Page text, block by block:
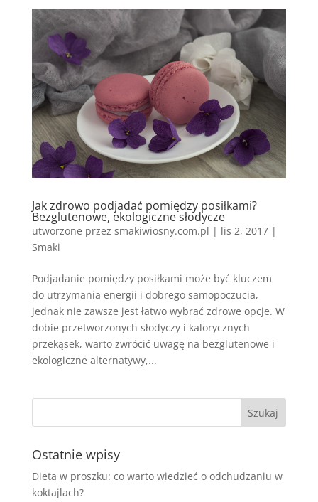
Jak zdrowo podjadać pomiędzy posiłkami?
Bezglutenowe, ekologiczne słodycze
utworzone przez smakiwiosny.com.pl | lis 2, 2017|
Smaki
Podjadanie pomiędzy posiłkami może być kluczem
do utrzymania energii i dobrego samopoczucia,
jednak nie zawsze jest łatwo wybrać zdrowe opcje. W
dobie przetworzonych słodyczy i kalorycznych
przekąsek, warto zwrócić uwagę na bezglutenowe i
ekologiczne alternatywy,...
Ostatnie wpisy
Dieta w proszku: co warto wiedzieć o odchudzaniu w
koktajlach?